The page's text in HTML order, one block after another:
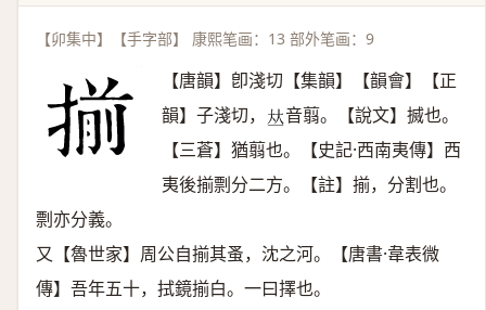
【卯集中】【手字部】 康熙笔画：13 部外笔画：9
【唐韻】卽淺切【集韻】【韻會】【正
韻】子淺切， 𠀤音翦。【說文】搣也。
【三蒼】猶翦也。【史記·西南夷傳】西
夷後揃剽分二方。【註】揃，分割也。
剽亦分義。
又【魯世家】周公自揃其蚤，沈之河。【唐書·韋表微
傳】吾年五十，拭鏡揃白。一曰擇也。